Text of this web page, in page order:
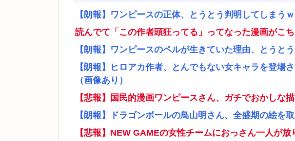
【朗報】ワンピースの正体、とうとう判明してしまう
読んでて「この作者頭狂ってる」ってなった漫画がこ
【朗報】ワンピースのペルが生きていた理由、とうと
【朗報】ヒロアカ作者、とんでもない女キャラを登場
（画像あり）
【悲報】国民的漫画ワンピースさん、ガチでおかしな
【朗報】ドラゴンボールの鳥山明さん、全盛期の絵を
【悲報】NEW GAMEの女性チームにおっさん一人が